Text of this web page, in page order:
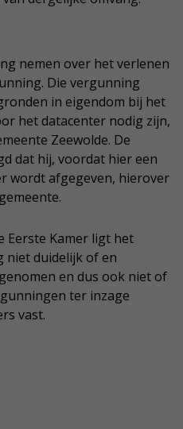
nemen over het verlenen
Die vergunning
in eigendom bij het
het datacenter nodig zijn,
Zeewolde. De
dat hij, voordat hier een
wordt afgegeven, hierover
Eerste Kamer ligt het
niet duidelijk of en
en dus ook niet of
ter inzage
vast.